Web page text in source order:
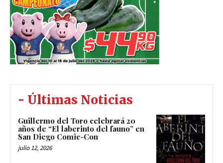
- Últimas Noticias
Guillermo del Toro celebrará 20
años de “El laberinto del fauno” en
San Diego Comic-Con
julio 12, 2026